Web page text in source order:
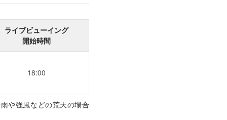
ライブビューイング
開始時間
18:00
や強風などの荒天の場合